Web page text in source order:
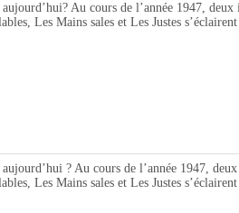
Au cours de l’année 1947,
Les Mains sales et Les Justes
? Au cours de l’année 1947,
Les Mains sales et Les Justes